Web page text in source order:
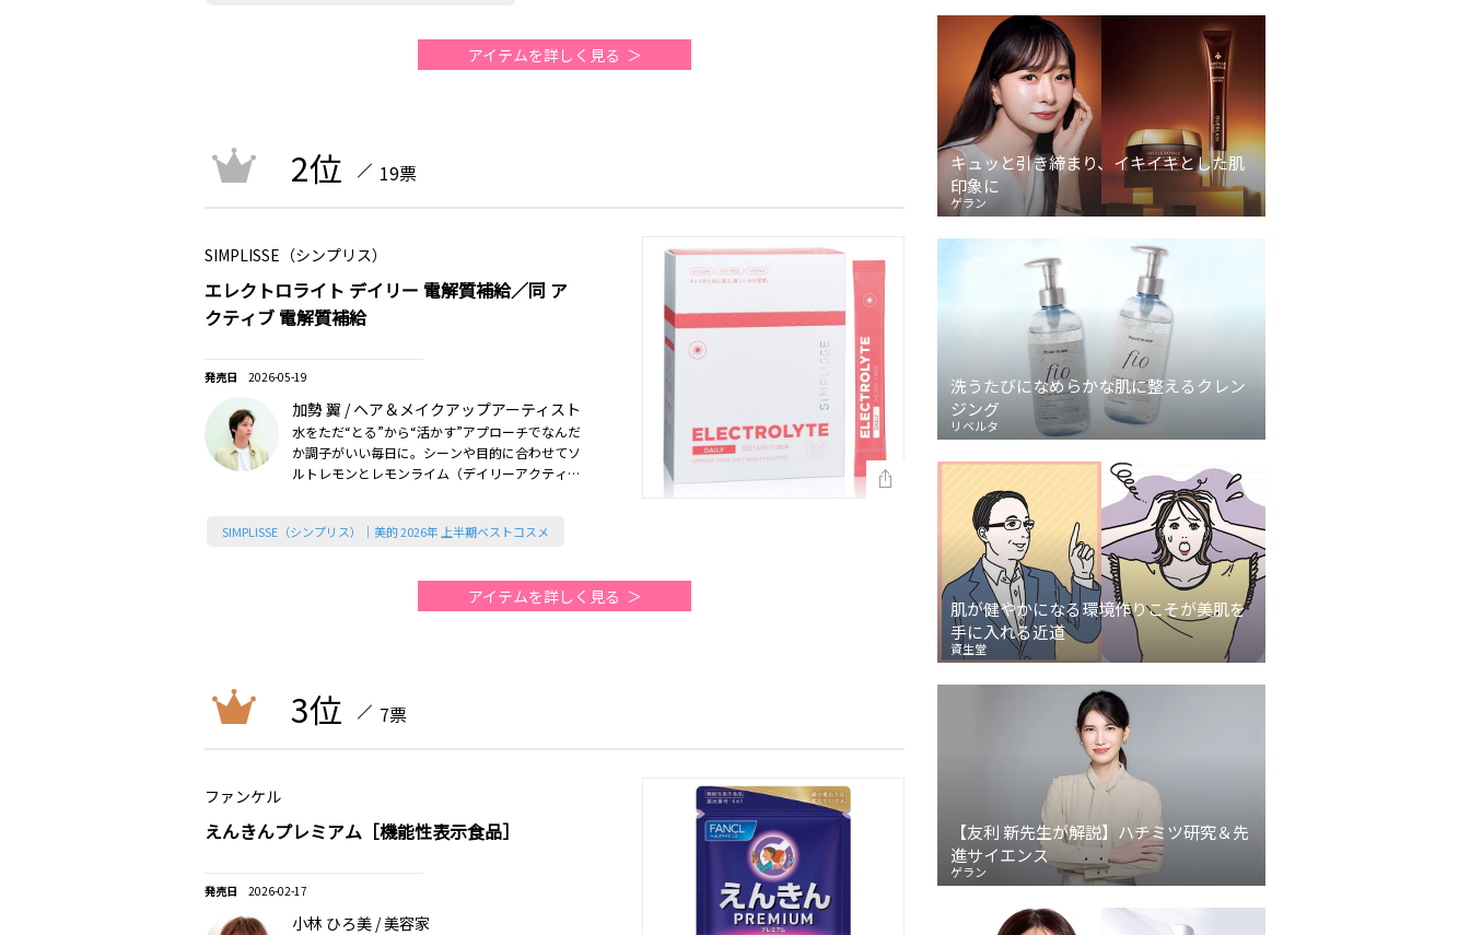
アイテムを詳しく見る
2位 19票
SIMPLISSE（シンプリス）
エレクトロライト デイリー 電解質補給／同 ア
クティブ 電解質補給
2026-05-19
加勢 翼 / ヘア＆メイクアップアーティスト
水をただ“とる”から“活かす”アプローチでなんだ
か調子がいい毎日に。シーンや目的に合わせてソ
ルトレモンとレモンライム（デイリーアクティ
SIMPLISSE（シンプリス）｜美的 2026年 上半期ベストコスメ
アイテムを詳しく見る
3位 7票
ファンケル
えんきんプレミアム［機能性表示食品］
2026-02-17
小林 ひろ美 / 美容家
キュッと引き締まり、イキイキとした肌
印象に
ゲラン
洗うたびになめらかな肌に整えるクレン
ジング
リベルタ
肌が健やかになる環境作りこそが美肌を
手に入れる近道
資生堂
【友利 新先生が解説】ハチミツ研究＆先
進サイエンス
ゲラン